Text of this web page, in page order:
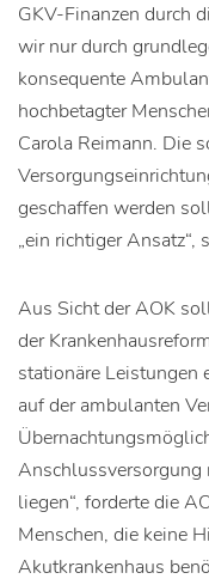
GKV-Finanzen durch
wir nur durch
konsequente
hochbetagter
Carola Reimann. Die
geschaffen werden
„ein richtiger Ansatz“,
Aus Sicht der AOK
der
stationäre Leistungen
auf der ambulanten
Anschlussversorgung
liegen“, forderte die
Menschen, die keine
Akutkrankenhaus